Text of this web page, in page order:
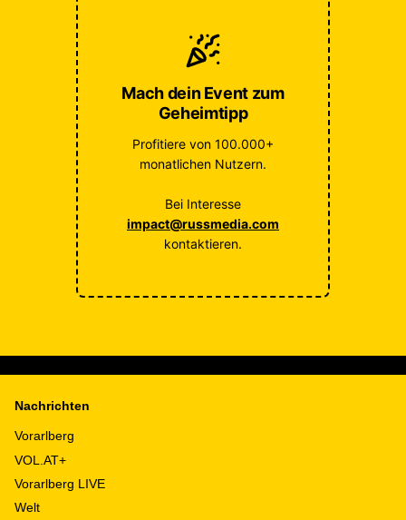
Mach dein Event zum
Geheimtipp
Profitiere von 100.000+
monatlichen Nutzern.
Bei Interesse
impact@russmedia.com
kontaktieren.
Nachrichten
Vorarlberg
VOL.AT+
Vorarlberg LIVE
Welt